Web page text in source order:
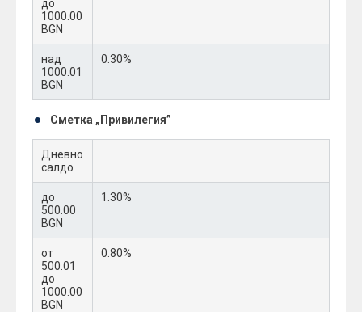
до
1000.00
BGN
над
1000.01
BGN
0.30%
Сметка „Привилегия”
Дневно
салдо
до
500.00
BGN
1.30%
от
500.01
до
1000.00
BGN
0.80%